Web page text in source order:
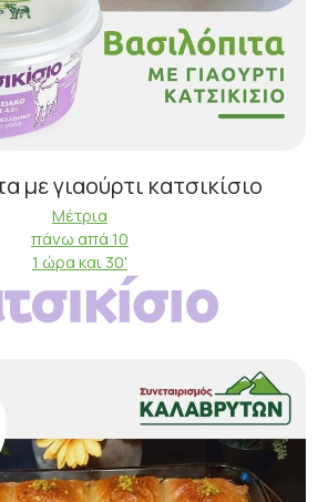
με γιαούρτι κατσικίσιο
Μέτρια
πάνω απά 10
1 ώρα και 30'